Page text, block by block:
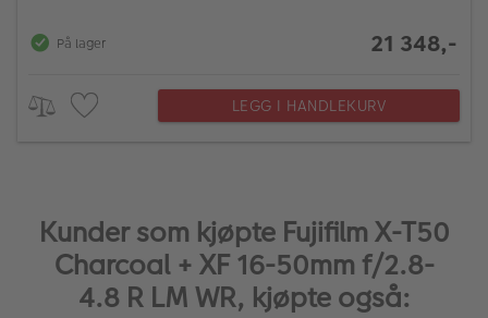
På lager 21 348,-
LEGG I HANDLEKURV
Kunder som kjøpte Fujifilm X-T50
Charcoal + XF 16-50mm f/2.8-
4.8 R LM WR, kjøpte også: